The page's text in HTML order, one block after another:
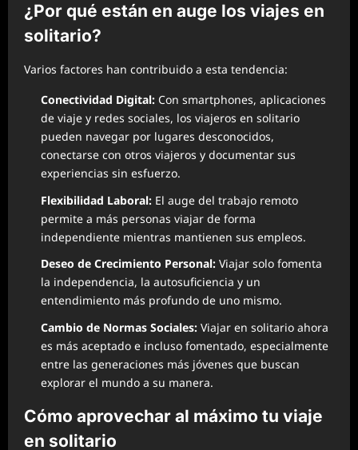
¿Por qué están en auge los viajes en
solitario?
Varios factores han contribuido a esta tendencia:
Conectividad Digital: Con smartphones, aplicaciones
de viaje y redes sociales, los viajeros en solitario
pueden navegar por lugares desconocidos,
conectarse con otros viajeros y documentar sus
experiencias sin esfuerzo.
Flexibilidad Laboral: El auge del trabajo remoto
permite a más personas viajar de forma
independiente mientras mantienen sus empleos.
Deseo de Crecimiento Personal: Viajar solo fomenta
la independencia, la autosuficiencia y un
entendimiento más profundo de uno mismo.
Cambio de Normas Sociales: Viajar en solitario ahora
es más aceptado e incluso fomentado, especialmente
entre las generaciones más jóvenes que buscan
explorar el mundo a su manera.
Cómo aprovechar al máximo tu viaje
en solitario